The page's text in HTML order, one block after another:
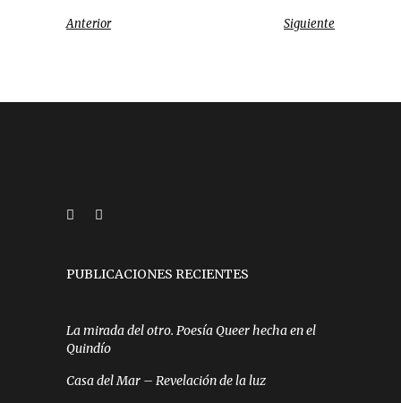
Anterior Siguiente
PUBLICACIONES RECIENTES
La mirada del otro. Poesía Queer hecha en el
Quindío
Casa del Mar – Revelación de la luz